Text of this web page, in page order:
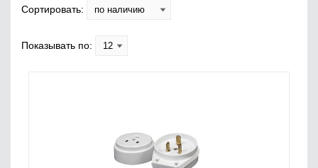
Сортировать:
Показывать по: